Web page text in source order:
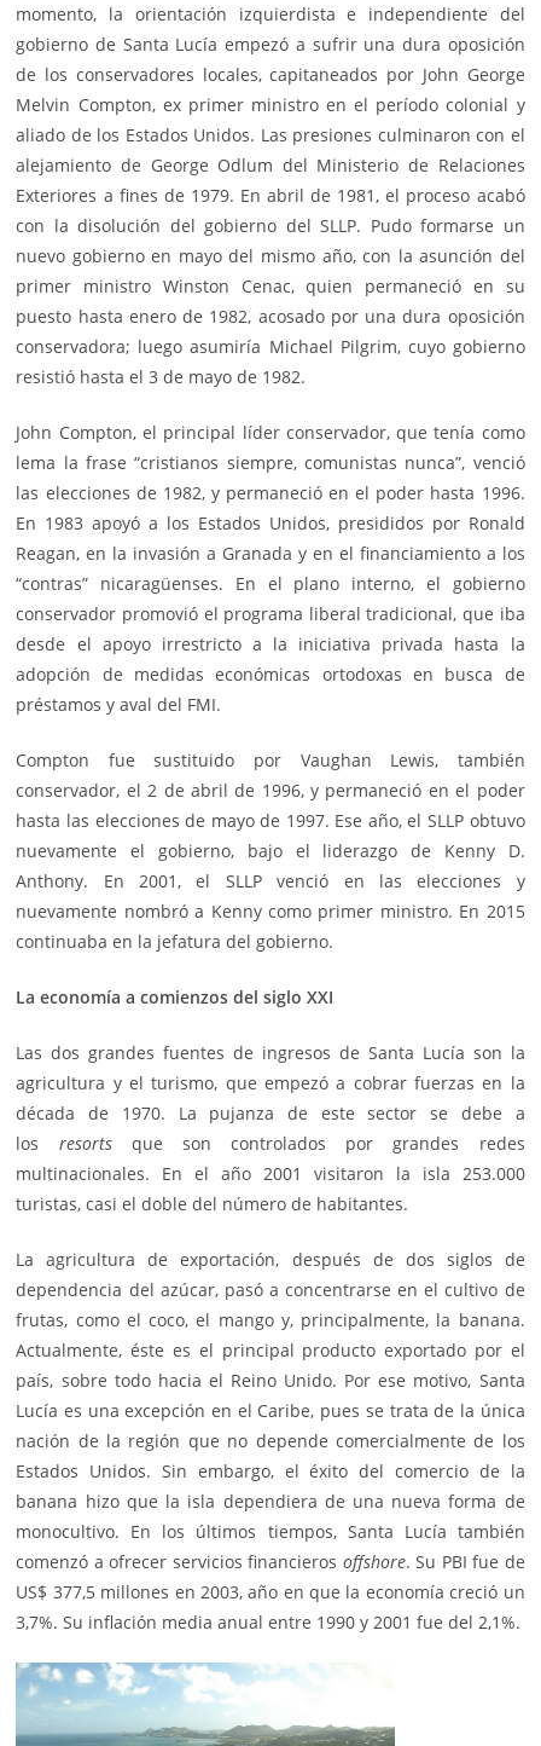
momento, la orientación izquierdista e independiente del
gobierno de Santa Lucía empezó a sufrir una dura oposición
de los conservadores locales, capitaneados por John George
Melvin Compton, ex primer ministro en el período colonial y
aliado de los Estados Unidos. Las presiones culminaron con el
alejamiento de George Odlum del Ministerio de Relaciones
Exteriores a fines de 1979. En abril de 1981, el proceso acabó
con la disolución del gobierno delSLLP. Pudo formarse un
nuevo gobierno en mayo del mismo año, con la asunción del
primer ministro Winston Cenac, quien permaneció en su
puesto hasta enero de 1982, acosado por una dura oposición
conservadora; luego asumiría Michael Pilgrim, cuyo gobierno
resistió hasta el 3 de mayo de 1982.
John Compton, el principal líder conservador, que tenía como
lema la frase “cristianos siempre, comunistas nunca”, venció
las elecciones de 1982, y permaneció en el poder hasta 1996.
En 1983 apoyó a los Estados Unidos, presididos por Ronald
Reagan, en la invasión a Granada y en el financiamiento a los
“contras” nicaragüenses. En el plano interno, el gobierno
conservador promovió el programa liberal tradicional, que iba
desde el apoyo irrestricto a la iniciativa privada hasta la
adopción de medidas económicas ortodoxas en busca de
préstamos y aval del FMI.
Compton fue sustituido por Vaughan Lewis, también
conservador, el 2 de abril de 1996, y permaneció en el poder
hasta las elecciones de mayo de 1997. Ese año, el SLLP obtuvo
nuevamente el gobierno, bajo el liderazgo de Kenny D.
Anthony. En 2001, el SLLP venció en las elecciones y
nuevamente nombró a Kenny como primer ministro. En 2015
continuaba en la jefatura del gobierno.
La economía a comienzos del siglo XXI
Las dos grandes fuentes de ingresos de Santa Lucía son la
agricultura y el turismo, que empezó a cobrar fuerzas en la
década de 1970. La pujanza de este sector se debe a
los resortsque son controlados por grandes redes
multinacionales. En el año 2001 visitaron la isla 253.000
turistas, casi el doble del número de habitantes.
La agricultura de exportación, después de dos siglos de
dependencia del azúcar, pasó a concentrarse en el cultivo de
frutas, como el coco, el mango y, principalmente, la banana.
Actualmente, éste es el principal producto exportado por el
país, sobre todo hacia el Reino Unido. Por ese motivo, Santa
Lucía es una excepción en el Caribe, pues se trata de la única
nación de la región que no depende comercialmente de los
Estados Unidos. Sin embargo, el éxito del comercio de la
banana hizo que la isla dependiera de una nueva forma de
monocultivo. En los últimos tiempos, Santa Lucía también
comenzó a ofrecer servicios financieros offshore. Su PBI fue de
US$ 377,5 millones en 2003, año en que la economía creció un
3,7%. Su inflación media anual entre 1990 y 2001 fue del 2,1%.